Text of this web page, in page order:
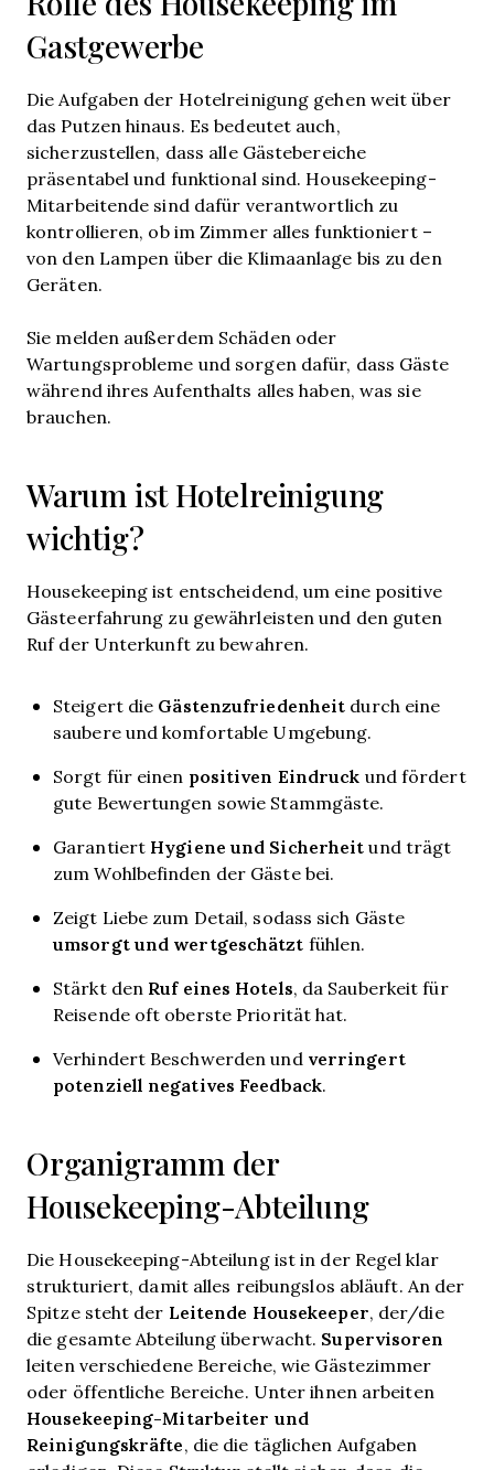
Gastgewerbe
Die Aufgaben der Hotelreinigung gehen weit über
das Putzen hinaus. Es bedeutet auch,
sicherzustellen, dass alle Gästebereiche
präsentabel und funktional sind. Housekeeping-
Mitarbeitende sind dafür verantwortlich zu
kontrollieren, ob im Zimmer alles funktioniert –
von den Lampen über die Klimaanlage bis zu den
Geräten.
Sie melden außerdem Schäden oder
Wartungsprobleme und sorgen dafür, dass Gäste
während ihres Aufenthalts alles haben, was sie
brauchen.
Warum ist Hotelreinigung
wichtig?
Housekeeping ist entscheidend, um eine positive
Gästeerfahrung zu gewährleisten und den guten
Ruf der Unterkunft zu bewahren.
Steigert die Gästenzufriedenheit durch eine
saubere und komfortable Umgebung.
Sorgt für einen positiven Eindruck und fördert
gute Bewertungen sowie Stammgäste.
Garantiert Hygiene und Sicherheitund trägt
zum Wohlbefinden der Gäste bei.
Zeigt Liebe zum Detail, sodass sich Gäste
umsorgt und wertgeschätzt fühlen.
Stärkt den Ruf eines Hotels, da Sauberkeit für
Reisende oft oberste Priorität hat.
Verhindert Beschwerden und verringert
potenziell negatives Feedback.
Organigramm der
Housekeeping-Abteilung
Die Housekeeping-Abteilung ist in der Regel klar
strukturiert, damit alles reibungslos abläuft. An der
Spitze steht der Leitende Housekeeper, der/die
die gesamte Abteilung überwacht. Supervisoren
leiten verschiedene Bereiche, wie Gästezimmer
oder öffentliche Bereiche. Unter ihnen arbeiten
Housekeeping-Mitarbeiter und
Reinigungskräfte, die die täglichen Aufgaben